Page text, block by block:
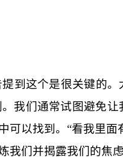
到这个是很关键的
我们通常试图避免
以找到。“看我里面
们并揭露我们的焦虑